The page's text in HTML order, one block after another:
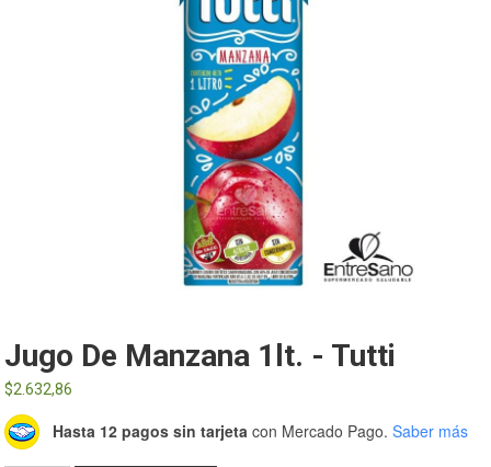
Jugo De Manzana 1lt. - Tutti
$2.632,86
Hasta 12 pagos sin tarjeta con Mercado Pago. Saber más